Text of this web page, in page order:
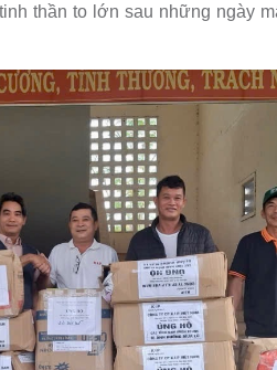
thần to lớn sau những ngày